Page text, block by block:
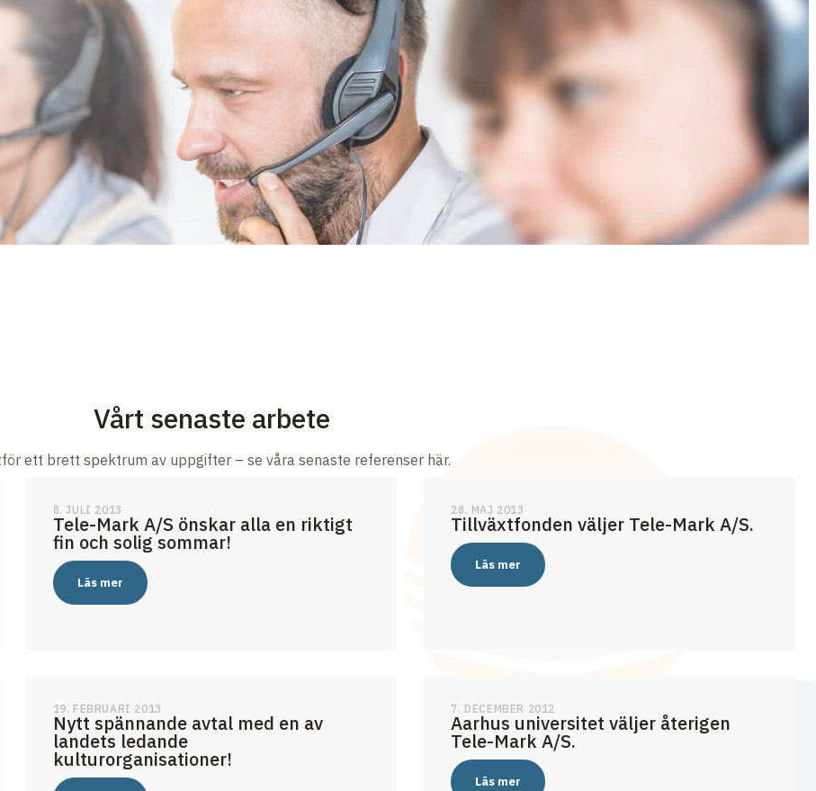
Vårt senaste arbete
ett brett spektrum av uppgifter – se våra senaste referenser här.
8. JULI 2013
Tele-Mark A/S önskar alla en riktigt
fin och solig sommar!
Läs mer
28. MAJ 2013
Tillväxtfonden väljer Tele-Mark A/S.
Läs mer
19. FEBRUARI 2013
Nytt spännande avtal med en av
landets ledande
kulturorganisationer!
7. DECEMBER 2012
Aarhus universitet väljer återigen
Tele-Mark A/S.
Läs mer